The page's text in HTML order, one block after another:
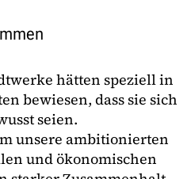
hätten speziell in
bewiesen, dass sie sich
seien.
unsere ambitionierten
und ökonomischen